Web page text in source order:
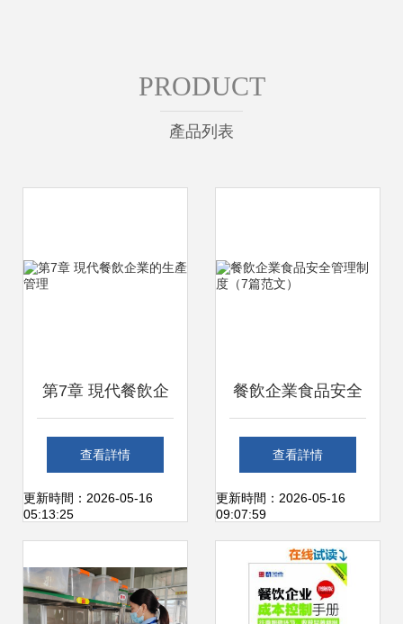
PRODUCT
產品列表
第7章 現代餐飲企
業的生產管理
查看詳情
更新時間：2026-05-16
05:13:25
餐飲企業食品安全
管理制度（7篇范
文）
查看詳情
更新時間：2026-05-16
09:07:59